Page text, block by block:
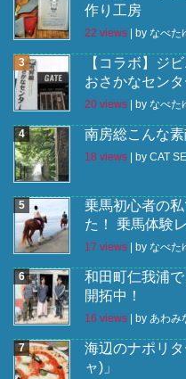
作り工房
22 views | by なべた
【コラボ】ジ
おさかなセンタ
20 views | by なべた
南房総こんな
18 views | by CAT
乗馬初心者の
た！ 乗馬体験
17 views | by なべた
和田町仁我浦
開拓中！
16 views | by あわみ
海辺のナポリ
ャ)」